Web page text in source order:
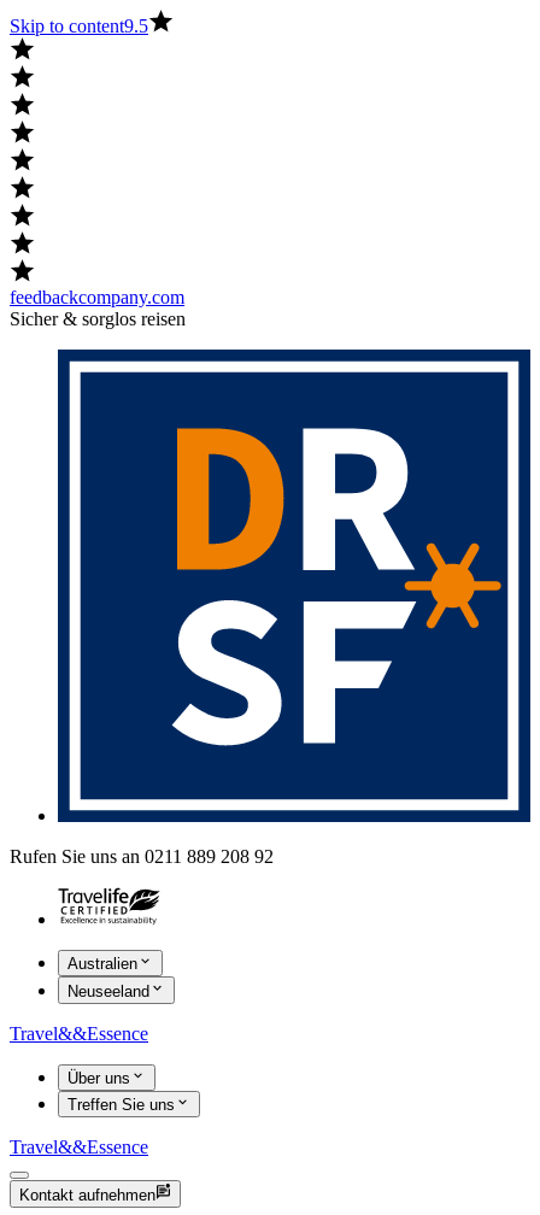
Skip to content9.5
feedbackcompany.com
Sicher & sorglos reisen
Rufen Sie uns an 0211 889 208 92
Australien
Neuseeland
Travel&&Essence
Über uns
Treffen Sie uns
Travel&&Essence
Kontakt aufnehmen